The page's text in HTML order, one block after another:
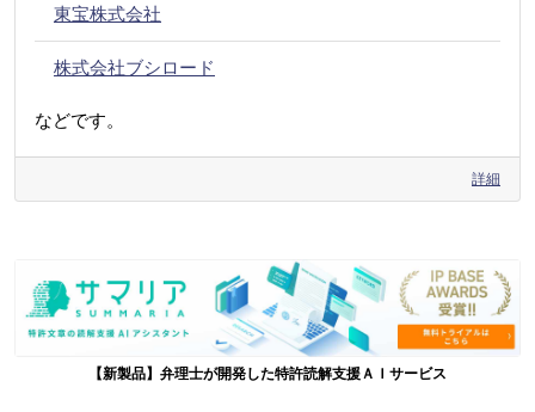
東宝株式会社
株式会社ブシロード
などです。
詳細
【新製品】弁理士が開発した特許読解支援ＡＩサービス